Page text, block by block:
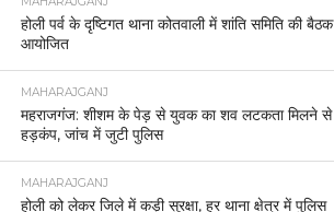
होली पर्व के दृष्टिगत थाना कोतवाली में शांति समिति की बैठक
आयोजित
MAHARAJGANJ
महराजगंज: शीशम के पेड़ से युवक का शव लटकता मिलने से
हड़कंप, जांच में जुटी पुलिस
MAHARAJGANJ
होली को लेकर जिले में कड़ी सुरक्षा, हर थाना क्षेत्र में पुलिस